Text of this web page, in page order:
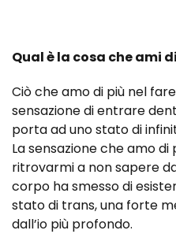
Qual è la cosa che ami
Ciò che amo di più nel
sensazione di entrare
porta ad uno stato di
La sensazione che amo di
ritrovarmi a non sapere
corpo ha smesso di
stato di trans, una forte
dall’io più profondo.